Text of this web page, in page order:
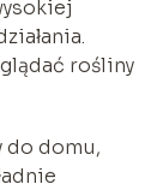
rośliny
do domu,